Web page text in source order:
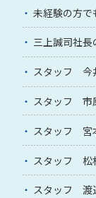
未経験の方で
三上誠司社長
スタッフ 今
スタッフ 市
スタッフ 宮
スタッフ 松
スタッフ 渡